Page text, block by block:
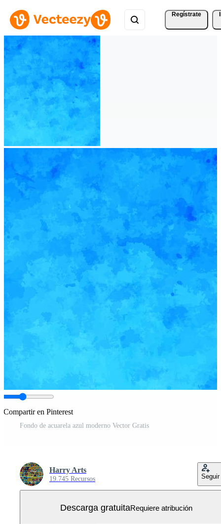
Regístrate
Compartir en Pinterest
Fondo de acuarela azul moderno Vector Gratis
Harry Arts
19.745 Recursos Seguir
Descarga gratuitaRequiere atribución